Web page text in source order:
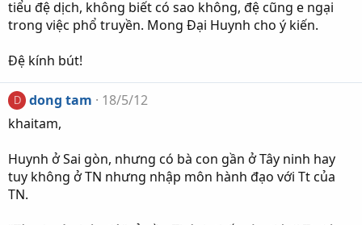
tiểu đệ dịch, không biết có sao không, đệ cũng e ngại
trong việc phổ truyền. Mong Đại Huynh cho ý kiến.
Đệ kính bút!
D dong tam
18/5/12
khaitam,
Huynh ở Sai gòn, nhưng có bà con gần ở Tây ninh hay
tuy không ở TN nhưng nhập môn hành đạo với Tt của
TN.